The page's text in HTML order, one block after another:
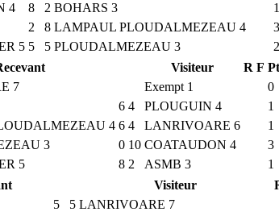
4 8 2 BOHARS 3
1
2 8 LAMPAUL PLOUDALMEZEAU 4
3
5 5 5 PLOUDALMEZEAU 3
2
Visiteur R F Pt
7 Exempt 1
0
6 4 PLOUGUIN 4
1
4 6 4 LANRIVOARE 6
1
3 0 10 COATAUDON 4
3
5 8 2 ASMB 3
1
Visiteur
5 5 LANRIVOARE 7